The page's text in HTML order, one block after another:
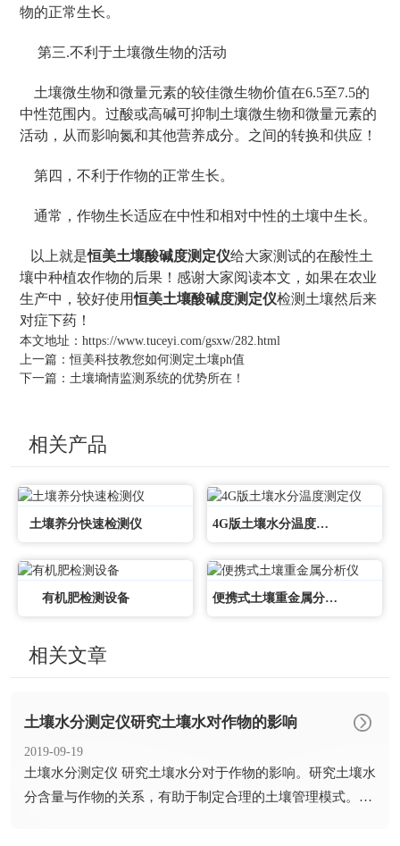
物的正常生长。
第三.不利于土壤微生物的活动
土壤微生物和微量元素的较佳微生物价值在6.5至7.5的
中性范围内。过酸或高碱可抑制土壤微生物和微量元素的
活动，从而影响氮和其他营养成分。之间的转换和供应！
第四，不利于作物的正常生长。
通常，作物生长适应在中性和相对中性的土壤中生长。
以上就是恒美土壤酸碱度测定仪给大家测试的在酸性土
壤中种植农作物的后果！感谢大家阅读本文，如果在农业
生产中，较好使用恒美土壤酸碱度测定仪检测土壤然后来
对症下药！
本文地址： https://www.tuceyi.com/gsxw/282.html
上一篇：恒美科技教您如何测定土壤ph值
下一篇： 土壤墒情监测系统的优势所在！
相关产品
土壤养分快速检测仪 4G版土壤水分温度测定仪
有机肥检测设备 便携式土壤重金属分析仪
相关文章
土壤水分测定仪研究土壤水对作物的影响
2019-09-19
​土壤水分测定仪 研究土壤水分对于作物的影响。研究土壤水
分含量与作物的关系，有助于制定合理的土壤管理模式。土